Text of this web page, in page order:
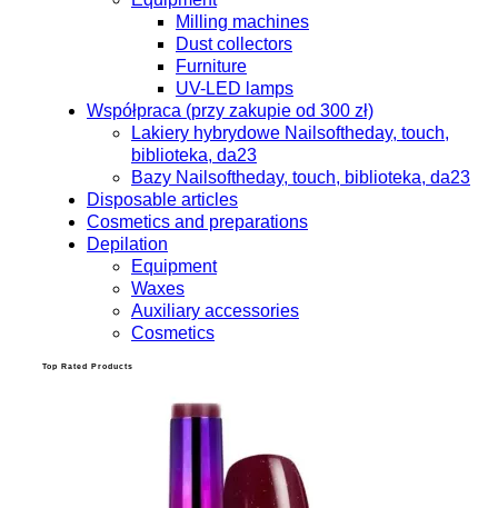
Milling machines
Dust collectors
Furniture
UV-LED lamps
Współpraca (przy zakupie od 300 zł)
Lakiery hybrydowe Nailsoftheday, touch,
biblioteka, da23
Bazy Nailsoftheday, touch, biblioteka, da23
Disposable articles
Cosmetics and preparations
Depilation
Equipment
Waxes
Auxiliary accessories
Cosmetics
Top Rated Products